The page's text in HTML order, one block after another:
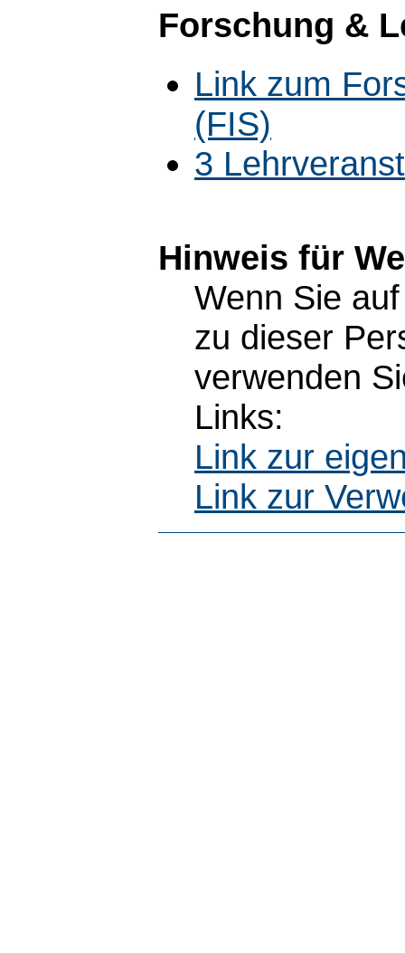
Forschung &
Link zum
(FIS)
3
Hinweis für
Wenn Sie
zu dieser
verwenden
Links:
Link zur
Link zur